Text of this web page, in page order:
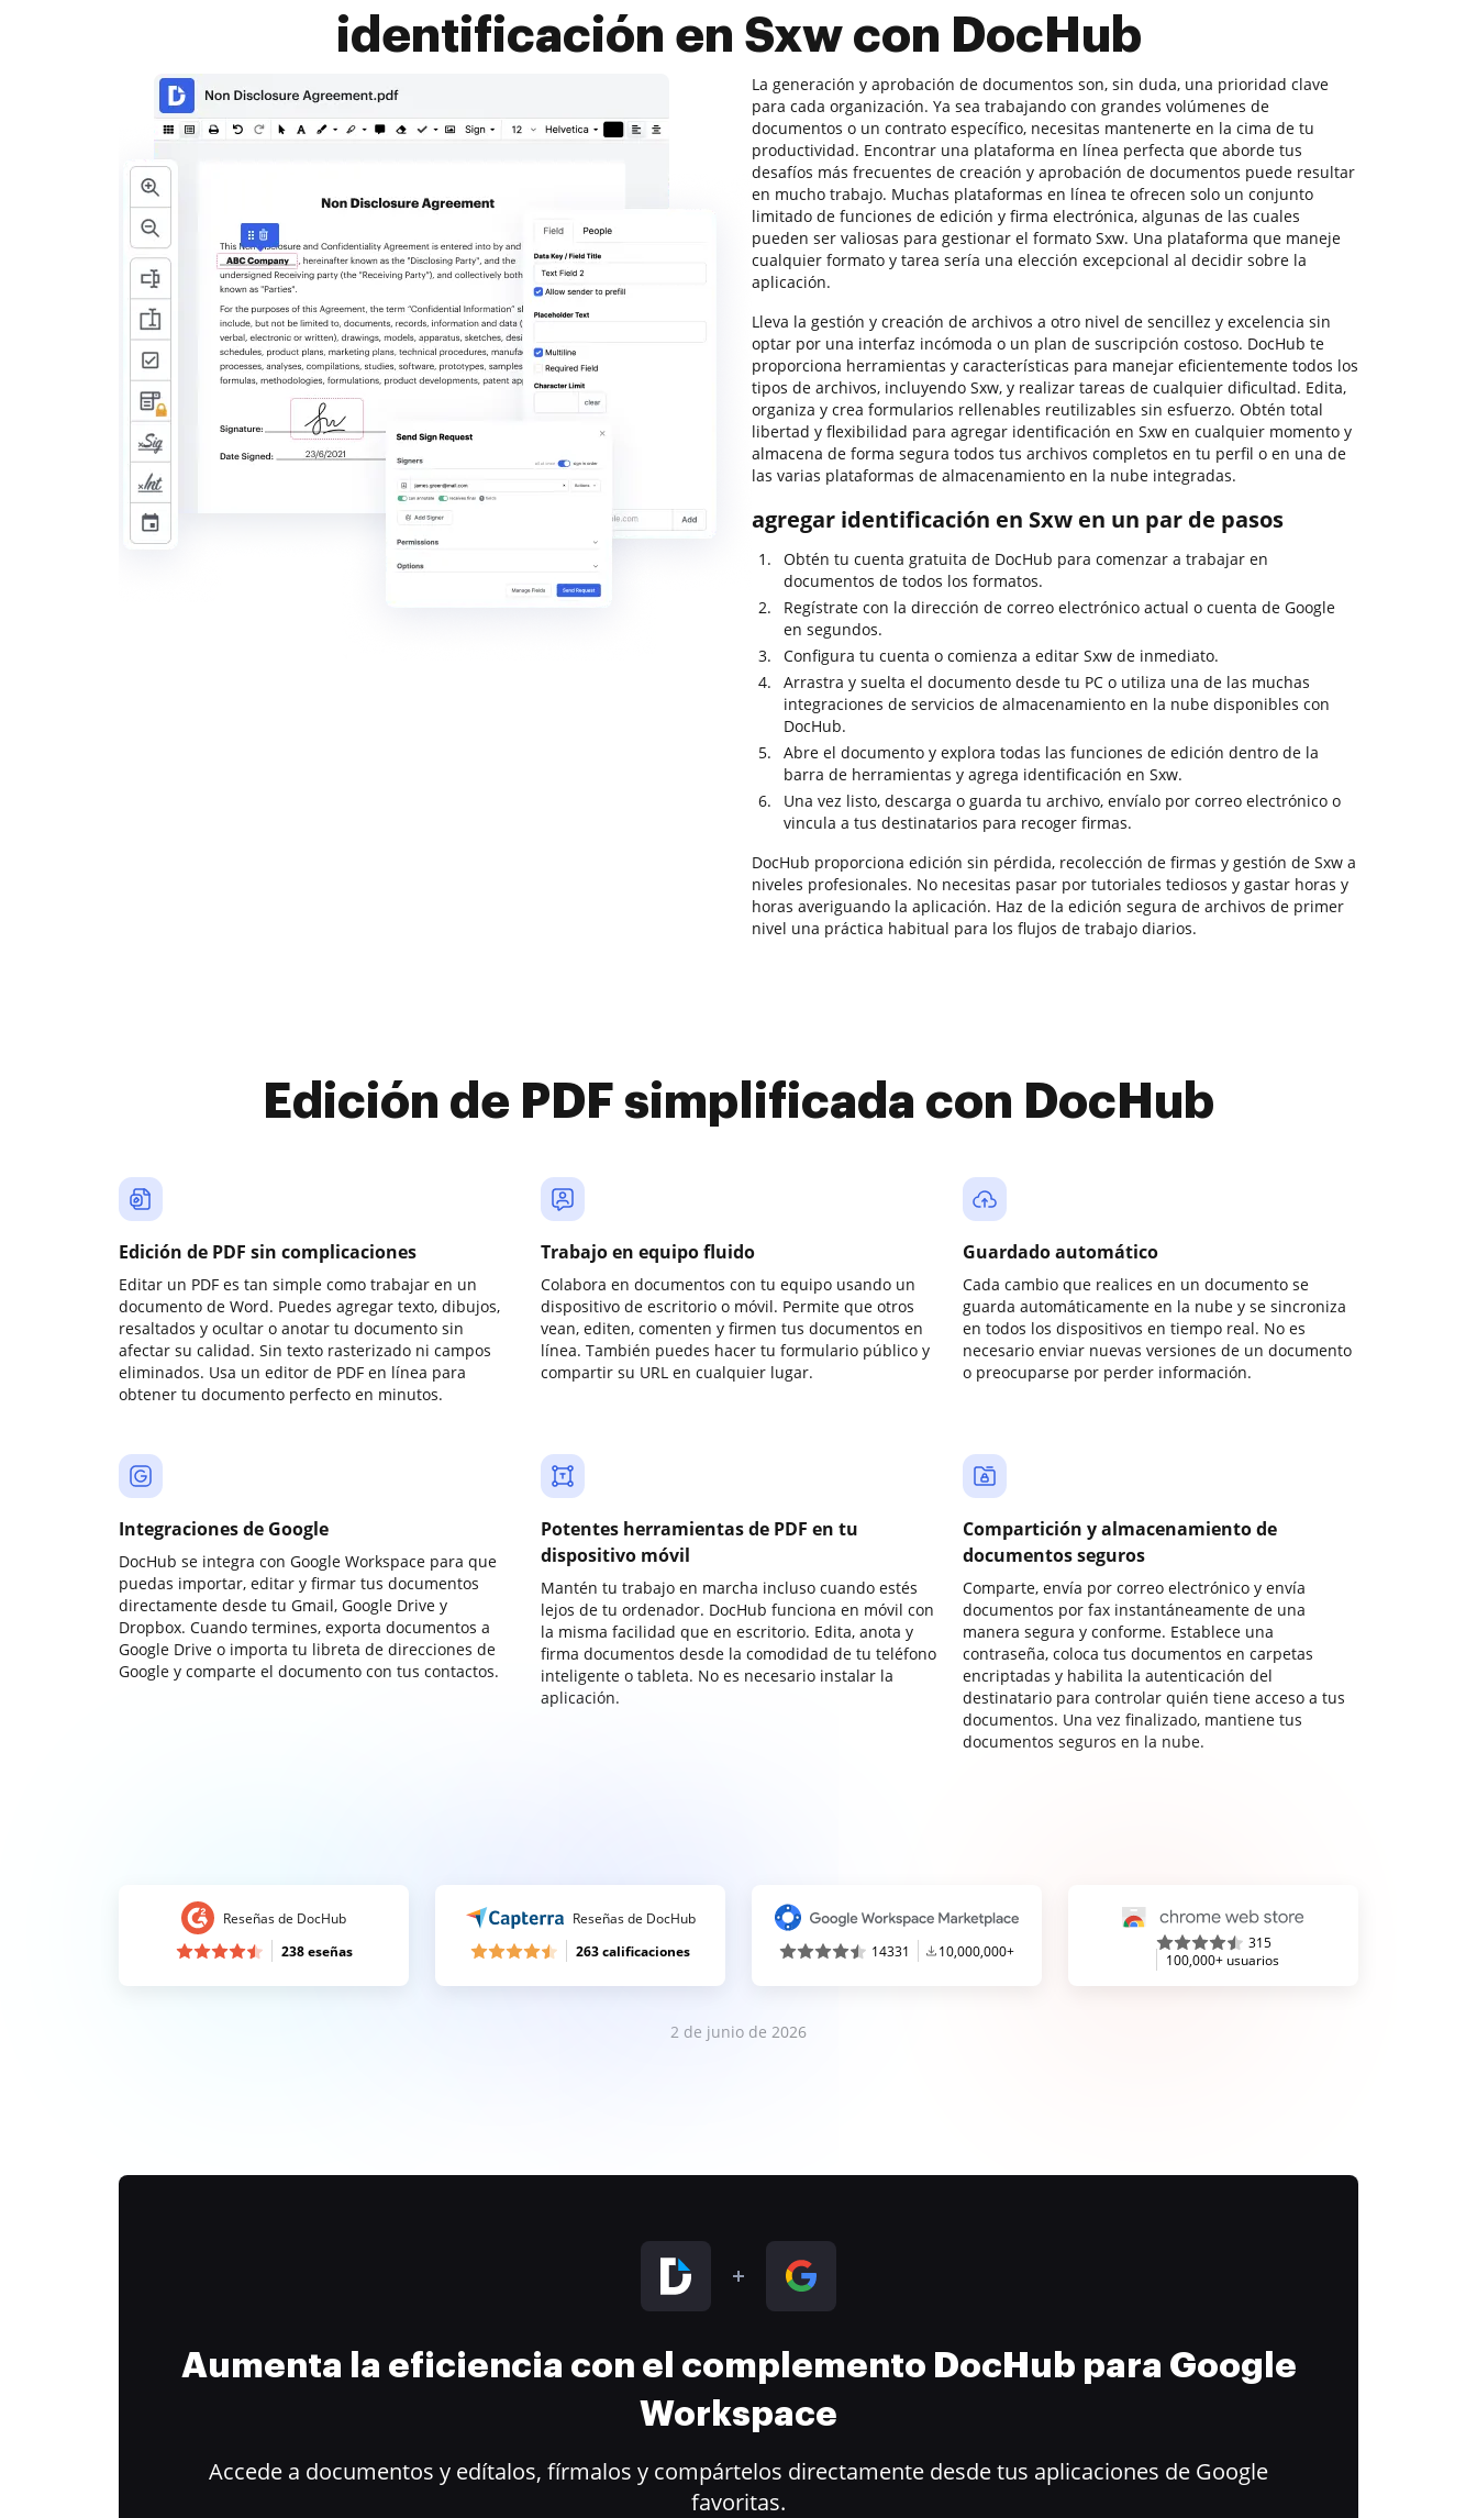
identificación en Sxw con DocHub
La generación y aprobación de documentos son, sin duda, una prioridad clave
para cada organización. Ya sea trabajando con grandes volúmenes de
documentos o un contrato específico, necesitas mantenerte en la cima de tu
productividad. Encontrar una plataforma en línea perfecta que aborde tus
desafíos más frecuentes de creación y aprobación de documentos puede resultar
en mucho trabajo. Muchas plataformas en línea te ofrecen solo un conjunto
limitado de funciones de edición y firma electrónica, algunas de las cuales
pueden ser valiosas para gestionar el formato Sxw. Una plataforma que maneje
cualquier formato y tarea sería una elección excepcional al decidir sobre la
aplicación.
Lleva la gestión y creación de archivos a otro nivel de sencillez y excelencia sin
optar por una interfaz incómoda o un plan de suscripción costoso. DocHub te
proporciona herramientas y características para manejar eficientemente todos los
tipos de archivos, incluyendo Sxw, y realizar tareas de cualquier dificultad. Edita,
organiza y crea formularios rellenables reutilizables sin esfuerzo. Obtén total
libertad y flexibilidad para agregar identificación en Sxw en cualquier momento y
almacena de forma segura todos tus archivos completos en tu perfil o en una de
las varias plataformas de almacenamiento en la nube integradas.
agregar identificación en Sxw en un par de pasos
Obtén tu cuenta gratuita de DocHub para comenzar a trabajar en
documentos de todos los formatos.
Regístrate con la dirección de correo electrónico actual o cuenta de Google
en segundos.
Configura tu cuenta o comienza a editar Sxw de inmediato.
Arrastra y suelta el documento desde tu PC o utiliza una de las muchas
integraciones de servicios de almacenamiento en la nube disponibles con
DocHub.
Abre el documento y explora todas las funciones de edición dentro de la
barra de herramientas y agrega identificación en Sxw.
Una vez listo, descarga o guarda tu archivo, envíalo por correo electrónico o
vincula a tus destinatarios para recoger firmas.
DocHub proporciona edición sin pérdida, recolección de firmas y gestión de Sxw a
niveles profesionales. No necesitas pasar por tutoriales tediosos y gastar horas y
horas averiguando la aplicación. Haz de la edición segura de archivos de primer
nivel una práctica habitual para los flujos de trabajo diarios.
Edición de PDF simplificada con DocHub
Edición de PDF sin complicaciones
Editar un PDF es tan simple como trabajar en un
documento de Word. Puedes agregar texto, dibujos,
resaltados y ocultar o anotar tu documento sin
afectar su calidad. Sin texto rasterizado ni campos
eliminados. Usa un editor de PDF en línea para
obtener tu documento perfecto en minutos.
Trabajo en equipo fluido
Colabora en documentos con tu equipo usando un
dispositivo de escritorio o móvil. Permite que otros
vean, editen, comenten y firmen tus documentos en
línea. También puedes hacer tu formulario público y
compartir su URL en cualquier lugar.
Guardado automático
Cada cambio que realices en un documento se
guarda automáticamente en la nube y se sincroniza
en todos los dispositivos en tiempo real. No es
necesario enviar nuevas versiones de un documento
o preocuparse por perder información.
Integraciones de Google
DocHub se integra con Google Workspace para que
puedas importar, editar y firmar tus documentos
directamente desde tu Gmail, Google Drive y
Dropbox. Cuando termines, exporta documentos a
Google Drive o importa tu libreta de direcciones de
Google y comparte el documento con tus contactos.
Potentes herramientas de PDF en tu
dispositivo móvil
Mantén tu trabajo en marcha incluso cuando estés
lejos de tu ordenador. DocHub funciona en móvil con
la misma facilidad que en escritorio. Edita, anota y
firma documentos desde la comodidad de tu teléfono
inteligente o tableta. No es necesario instalar la
aplicación.
Compartición y almacenamiento de
documentos seguros
Comparte, envía por correo electrónico y envía
documentos por fax instantáneamente de una
manera segura y conforme. Establece una
contraseña, coloca tus documentos en carpetas
encriptadas y habilita la autenticación del
destinatario para controlar quién tiene acceso a tus
documentos. Una vez finalizado, mantiene tus
documentos seguros en la nube.
Reseñas de DocHub
238 eseñas
Reseñas de DocHub
263 calificaciones
14331 10,000,000+
315
100,000+ usuarios
2 de junio de 2026
Aumenta la eficiencia con el complemento DocHub para Google
Workspace
Accede a documentos y edítalos, fírmalos y compártelos directamente desde tus aplicaciones de Google
favoritas.